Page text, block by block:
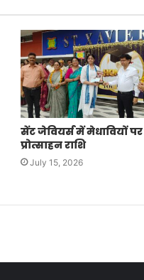
सेंट जेवियर्स में मेधावियों
प्रोत्साहन राशि
July 15, 2026